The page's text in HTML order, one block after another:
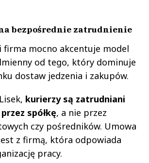
bezpośrednie zatrudnienie
firma mocno akcentuje model
od tego, który dominuje
dostaw jedzenia i zakupów.
kurierzy są zatrudniani
spółkę, a nie przez
czy pośredników. Umowa
z firmą, która odpowiada
pracy.